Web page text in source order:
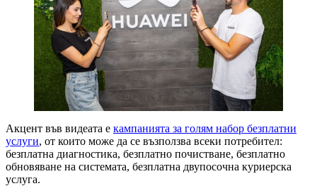
Акцент във видеата е кампанията за голям набор безплатни
услуги, от които може да се възползва всеки потребител:
безплатна диагностика, безплатно почистване, безплатно
обновяване на системата, безплатна двупосочна куриерска
услуга.